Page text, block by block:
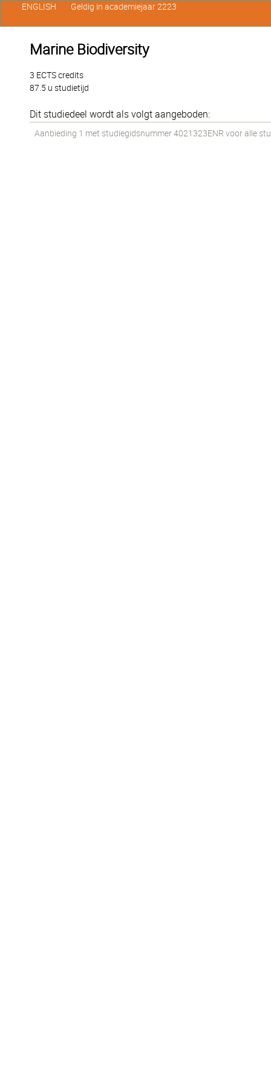
Marine Biodiversity
3 ECTS credits
87.5 u studietijd
Dit studiedeel wordt als volgt aangeboden:
Aanbieding 1 met studiegidsnummer 4021323ENR voor alle
ENGLISH Geldig in academiejaar 2223